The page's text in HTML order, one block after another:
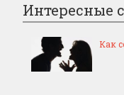
Интересные
Как